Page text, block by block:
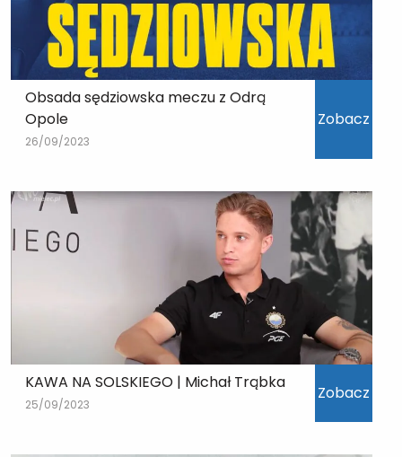
Obsada sędziowska meczu z Odrą
Opole
26/09/2023
Zobacz
KAWA NA SOLSKIEGO | Michał Trąbka
25/09/2023
Zobacz